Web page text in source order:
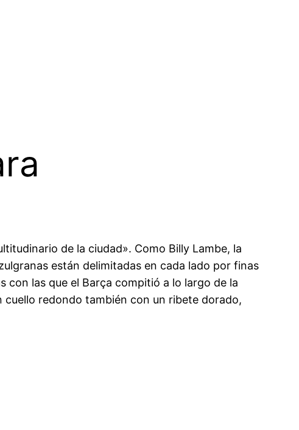
de la ciudad». Como Billy Lambe, la
están delimitadas en cada lado por finas
con las que el Barça compitió a lo largo de la
cuello redondo también con un ribete dorado,